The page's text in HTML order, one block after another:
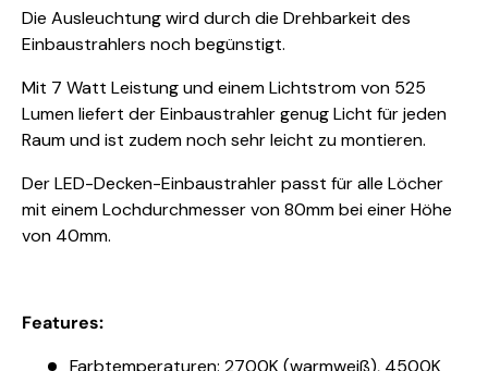
Die Ausleuchtung wird durch die Drehbarkeit des
Einbaustrahlers noch begünstigt.
Mit 7 Watt Leistung und einem Lichtstrom von 525
Lumen liefert der Einbaustrahler genug Licht für jeden
Raum und ist zudem noch sehr leicht zu montieren.
Der LED-Decken-Einbaustrahler passt für alle Löcher
mit einem Lochdurchmesser von 80mm bei einer Höhe
von 40mm.
Features:
Farbtemperaturen: 2700K (warmweiß), 4500K